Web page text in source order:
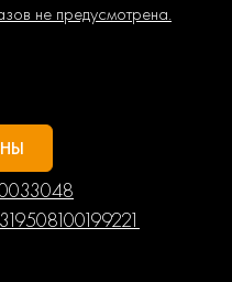
не предусмотрена.